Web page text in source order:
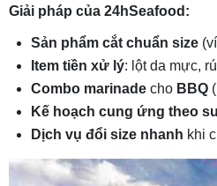
Giải pháp của 24hSeafood:
Sản phẩm cắt chuẩn size
Item tiền xử lý: lột da mực,
Combo marinade cho BBQ
Kế hoạch cung ứng theo
Dịch vụ đổi size nhanh khi